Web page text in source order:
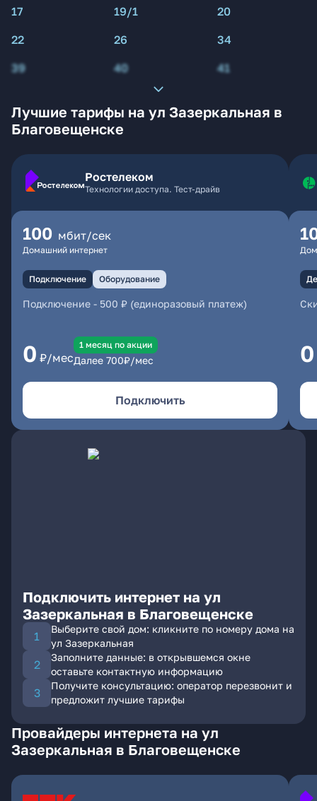
17
19/1
20
22
26
34
39
40 41
Лучшие тарифы на ул Зазеркальная в
Благовещенске
Ростелеком
Технологии доступа. Тест-драйв
100 мбит/сек
Домашний интернет
Подключение Оборудование
Подключение - 500 ₽ (единоразовый платеж)
0 ₽/мес
1 месяц по акции
Далее 700₽/мес
Подключить
0
Подключить интернет на ул
Зазеркальная в Благовещенске
Выберите свой дом: кликните по номеру дома на
ул Зазеркальная
Заполните данные: в открывшемся окне
оставьте контактную информацию
Получите консультацию: оператор перезвонит и
предложит лучшие тарифы
Провайдеры интернета на ул
Зазеркальная в Благовещенске